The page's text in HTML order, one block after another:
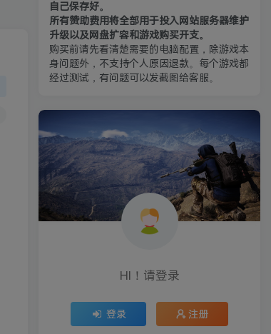
自己保存好。
所有赞助费用将全部用于投入网站服务器维护
升级以及网盘扩容和游戏购买开支。
购买前请先看清楚需要的电脑配置，除游戏本
身问题外，不支持个人原因退款。每个游戏都
经过测试，有问题可以发截图给客服。
HI！请登录
登录 注册